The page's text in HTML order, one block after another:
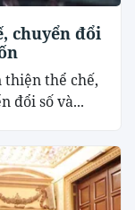
chuyển đổi
thiện thể chế,
đổi số và...